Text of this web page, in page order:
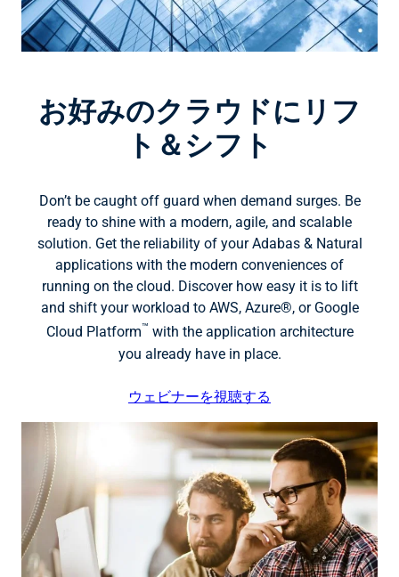
お好みのクラウドにリフ
ト＆シフト
Don’t be caught off guard when demand surges. Be
ready to shine with a modern, agile, and scalable
solution. Get the reliability of your Adabas & Natural
applications with the modern conveniences of
running on the cloud. Discover how easy it is to lift
and shift your workload to AWS, Azure®, or Google
Cloud Platform™ with the application architecture
you already have in place.
ウェビナーを視聴する